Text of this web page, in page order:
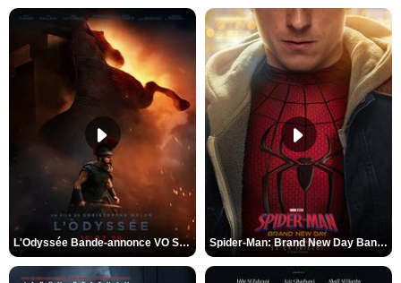
L'Odyssée Bande-annonce VO STFR Spider-Man: Brand New Day Bande-annonce VO STFR